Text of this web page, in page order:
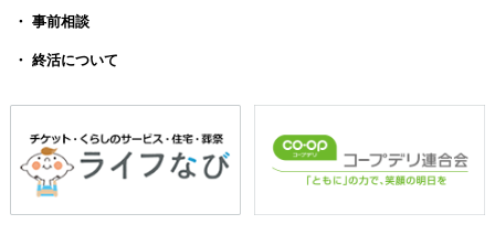
・ 事前相談
・ 終活について